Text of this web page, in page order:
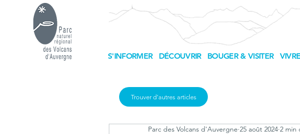
S'INFORMER DÉCOUVRIR BOUGER & VISITER
Parc des Volcans d'Auvergne 25 août 2024 2 min
Trouver d'autres articles